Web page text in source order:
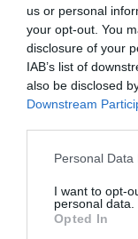
us or personal
your opt-out. You
disclosure of your
IAB’s list of
also be disclosed
Downstream
Personal
I want to opt-
personal data.
Opted In
Compartir